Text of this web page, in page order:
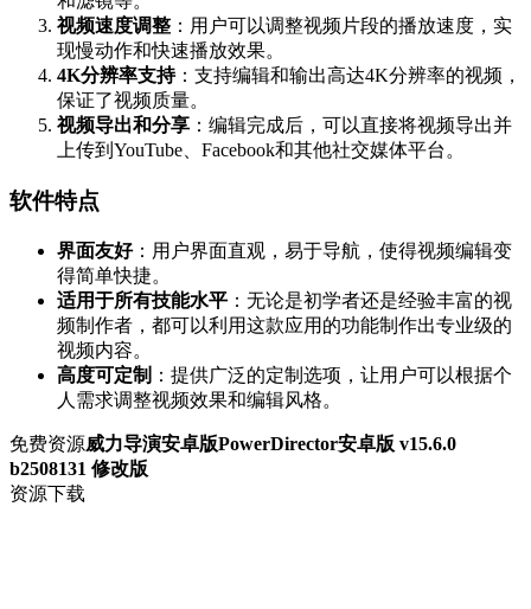
视频速度调整 ：用户可以调整视频片段的播放速度，实
现慢动作和快速播放效果。
4K分辨率支持：支持编辑和输出高达4K分辨率的视频，
保证了视频质量。
视频导出和分享 ：编辑完成后，可以直接将视频导出并
上传到YouTube、Facebook和其他社交媒体平台。
软件特点
界面友好：用户界面直观，易于导航，使得视频编辑变
得简单快捷。
适用于所有技能水平 ：无论是初学者还是经验丰富的视
频制作者，都可以利用这款应用的功能制作出专业级的
视频内容。
高度可定制 ：提供广泛的定制选项，让用户可以根据个
人需求调整视频效果和编辑风格。
免费资源威力导演安卓版PowerDirector安卓版 v15.6.0
b2508131 修改版
资源下载